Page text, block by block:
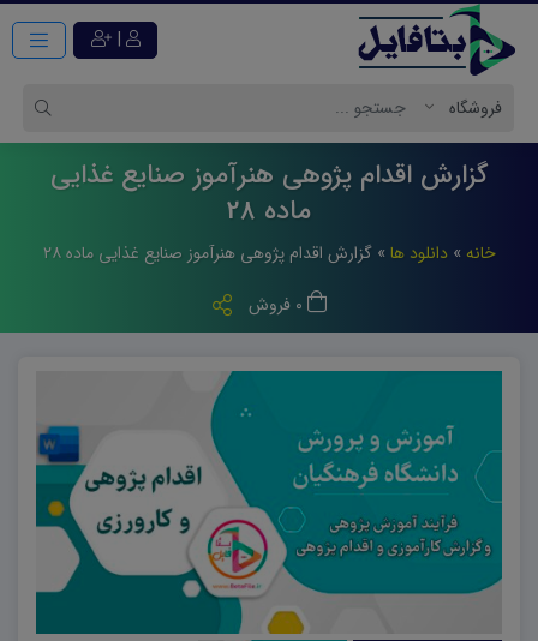
|
گزارش اقدام پژوهی هنرآموز صنایع غذایی
ماده 28
خانه »دانلود ها »گزارش اقدام پژوهی هنرآموز صنایع غذایی ماده ۲۸